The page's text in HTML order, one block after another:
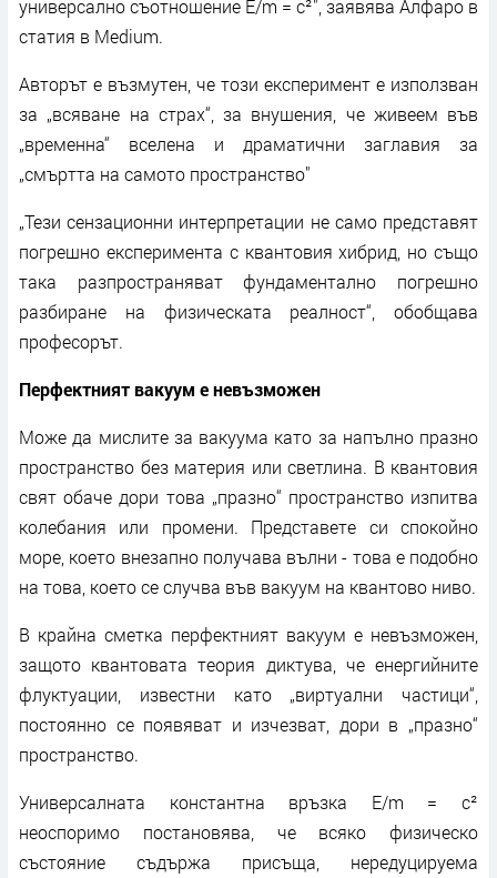
универсално съотношение E/m = c²", заявява Алфаро в
статия в Мedium.
Авторът е възмутен, че този експеримент е използван
за „всяване на страх“, за внушения, че живеем във
„временна“ вселена и драматични заглавия за
„смъртта на самото пространство"
„Тези сензационни интерпретации не само представят
погрешно експеримента с квантовия хибрид, но също
така разпространяват фундаментално погрешно
разбиране на физическата реалност“, обобщава
професорът.
Перфектният вакуум е невъзможен
Може да мислите за вакуума като за напълно празно
пространство без материя или светлина. В квантовия
свят обаче дори това „празно“ пространство изпитва
колебания или промени. Представете си спокойно
море, което внезапно получава вълни - това е подобно
на това, което се случва във вакуум на квантово ниво.
В крайна сметка перфектният вакуум е невъзможен,
защото квантовата теория диктува, че енергийните
флуктуации, известни като „виртуални частици“,
постоянно се появяват и изчезват, дори в „празно“
пространство.
Универсалната константна връзка E/m = c²
неоспоримо постановява, че всяко физическо
състояние съдържа присъща, нередуцируема